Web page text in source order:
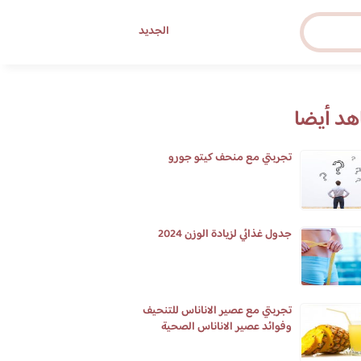
الجديد
أيضا
تجربتي مع منحف كيتو جورو
جدول غذائي لزيادة الوزن 2024
تجربتي مع عصير الاناناس للتنحيف
وفوائد عصير الاناناس الصحية